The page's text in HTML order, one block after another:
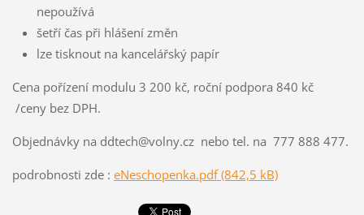
nepoužívá
šetří čas při hlášení změn
lze tisknout na kancelářský papír
Cena pořízení modulu 3 200 kč, roční podpora 840 kč
/ceny bez DPH.
Objednávky na ddtech@volny.cz nebo tel. na 777 888 477.
podrobnosti zde : eNeschopenka.pdf (842,5 kB)